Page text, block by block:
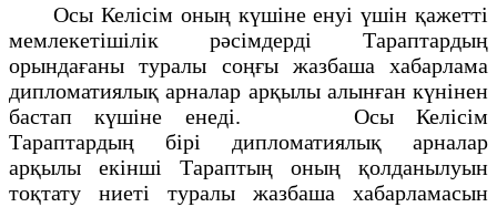
Осы Келісім оның күшіне енуі үшін қажетті
мемлекетішілік рәсімдерді Тараптардың
орындағаны туралы соңғы жазбаша хабарлама
дипломатиялық арналар арқылы алынған күнінен
бастап күшіне енеді. Осы Келісім
Тараптардың бірі дипломатиялық арналар
арқылы екінші Тараптың оның қолданылуын
тоқтату ниеті туралы жазбаша хабарламасын